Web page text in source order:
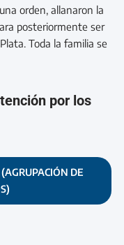
orden, allanaron la
posteriormente ser
Toda la familia se
por los
DE